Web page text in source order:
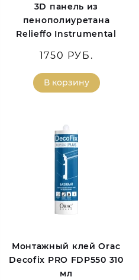
3D панель из
пенополиуретана
Relieffo Instrumental
1750 РУБ.
В корзину
Монтажный клей Orac
Decofix PRO FDP550 310
мл